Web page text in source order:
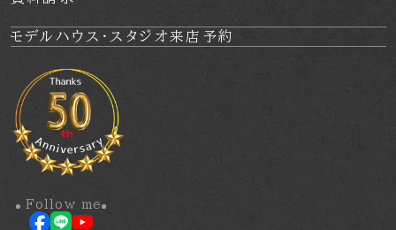
と呼ばれる小規模のデータを送付し、ハードディスクに記憶
することがあります。ブラウザの設定でクッキーの受け取り
を拒否することができますが、それによりウェブサイトのご
利用が正常にできない場合がありますのでご注意下さい。
Google を含む第三者配信事業者は Cookieを使用して、当
ウェブサイトへの過去のアクセス情報に基づいてインターネ
ット上のさまざまなサイトに当社の広告を配信することがあ
ります。Google広告または、Network
Advertising Initiative のオプトアウトページにアクセスし
モデルハウス・ スタジオ来店予約
Follow me